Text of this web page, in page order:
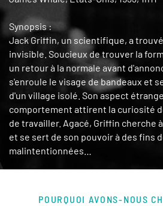
Synopsis :
Jack Griffin, un scientifique, a
invisible. Soucieux de trouver la
un retour à la normale avant
s'enroule le visage de bandeaux et
d'un village isolé. Son aspect
comportement attirent la curiosité
de travailler. Agacé, Griffin cherche
et se sert de son pouvoir à des fins
malintentionnées…
POURQUOI AVONS-NOUS